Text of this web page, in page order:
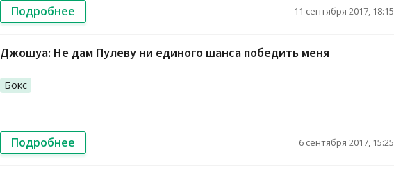
Подробнее 11 сентября 2017, 18:15
Джошуа: Не дам Пулеву ни единого шанса победить меня
Бокс
Подробнее 6 сентября 2017, 15:25